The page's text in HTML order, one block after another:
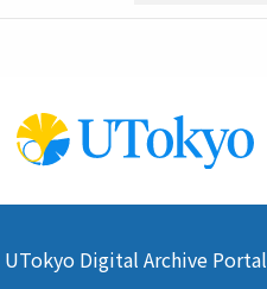
UTokyo Digital Archive Portal